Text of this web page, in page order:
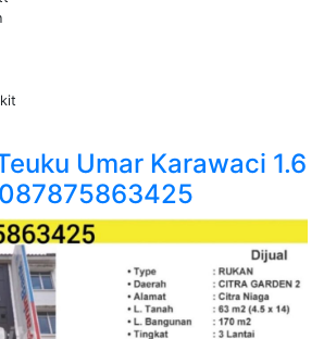
Umar Karawaci 1.6